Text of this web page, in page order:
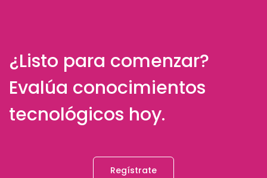
¿Listo para comenzar?
Evalúa conocimientos
tecnológicos hoy.
Regístrate